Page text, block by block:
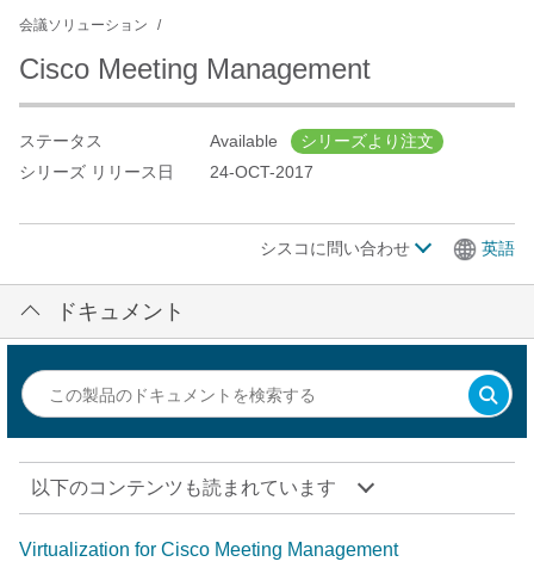
会議ソリューション
Cisco Meeting Management
ステータス Available
シリーズより注文
シリーズ リリース日
24-OCT-2017
シスコに問い合わせ 英語
ドキュメント
以下のコンテンツも読まれています
Virtualization for Cisco Meeting Management